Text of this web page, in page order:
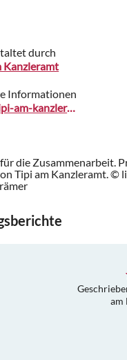
durch
Kanzleramt
Informationen
www.tipi-am-kanzleramt.de
die Zusammenarbeit.
Tipi am Kanzleramt. ©
am